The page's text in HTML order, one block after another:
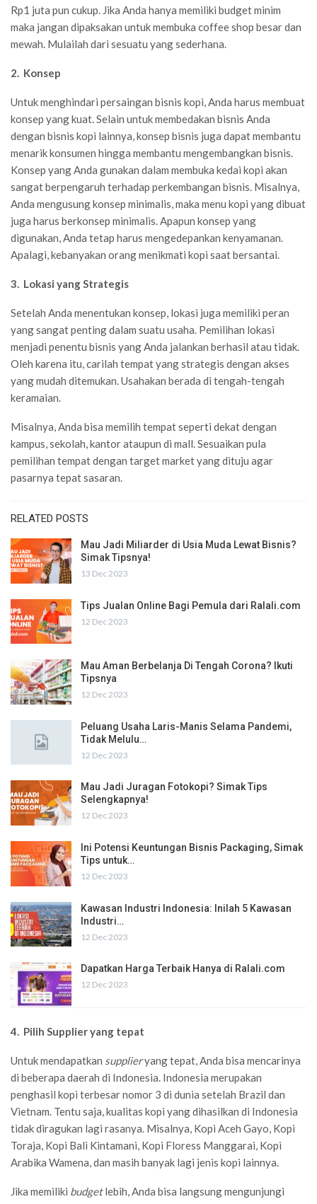
Rp1 juta pun cukup. Jika Anda hanya memiliki budget minim
maka jangan dipaksakan untuk membuka coffee shop besar dan
mewah. Mulailah dari sesuatu yang sederhana.
2. Konsep
Untuk menghindari persaingan bisnis kopi, Anda harus membuat
konsep yang kuat. Selain untuk membedakan bisnis Anda
dengan bisnis kopi lainnya, konsep bisnis juga dapat membantu
menarik konsumen hingga membantu mengembangkan bisnis.
Konsep yang Anda gunakan dalam membuka kedai kopi akan
sangat berpengaruh terhadap perkembangan bisnis. Misalnya,
Anda mengusung konsep minimalis, maka menu kopi yang dibuat
juga harus berkonsep minimalis. Apapun konsep yang
digunakan, Anda tetap harus mengedepankan kenyamanan.
Apalagi, kebanyakan orang menikmati kopi saat bersantai.
3. Lokasi yang Strategis
Setelah Anda menentukan konsep, lokasi juga memiliki peran
yang sangat penting dalam suatu usaha. Pemilihan lokasi
menjadi penentu bisnis yang Anda jalankan berhasil atau tidak.
Oleh karena itu, carilah tempat yang strategis dengan akses
yang mudah ditemukan. Usahakan berada di tengah-tengah
keramaian.
Misalnya, Anda bisa memilih tempat seperti dekat dengan
kampus, sekolah, kantor ataupun di mall. Sesuaikan pula
pemilihan tempat dengan target market yang dituju agar
pasarnya tepat sasaran.
RELATED POSTS
Mau Jadi Miliarder di Usia Muda Lewat Bisnis?
Simak Tipsnya!
13 Dec 2023
Tips Jualan Online Bagi Pemula dari Ralali.com
12 Dec 2023
Mau Aman Berbelanja Di Tengah Corona? Ikuti
Tipsnya
12 Dec 2023
Peluang Usaha Laris-Manis Selama Pandemi,
Tidak Melulu…
12 Dec 2023
Mau Jadi Juragan Fotokopi? Simak Tips
Selengkapnya!
12 Dec 2023
Ini Potensi Keuntungan Bisnis Packaging, Simak
Tips untuk…
12 Dec 2023
Kawasan Industri Indonesia: Inilah 5 Kawasan
Industri…
12 Dec 2023
Dapatkan Harga Terbaik Hanya di Ralali.com
12 Dec 2023
4. Pilih Supplier yang tepat
Untuk mendapatkan supplieryang tepat, Anda bisa mencarinya
di beberapa daerah di Indonesia. Indonesia merupakan
penghasil kopi terbesar nomor 3 di dunia setelah Brazil dan
Vietnam. Tentu saja, kualitas kopi yang dihasilkan di Indonesia
tidak diragukan lagi rasanya. Misalnya, Kopi Aceh Gayo, Kopi
Toraja, Kopi Bali Kintamani, Kopi Floress Manggarai, Kopi
Arabika Wamena, dan masih banyak lagi jenis kopi lainnya.
Jika memiliki budgetlebih, Anda bisa langsung mengunjungi